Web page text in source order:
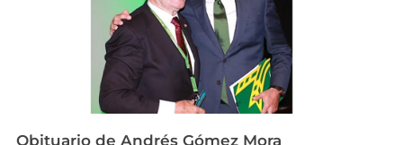
Obituario de Andrés Gómez Mora